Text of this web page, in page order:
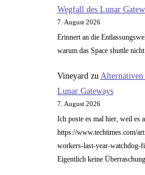
Wegfall des Lunar
7. August 2026
Erinnert an die
warum das Space shuttle
Vineyard zu
Lunar Gateways
7. August 2026
Ich poste es mal hier, weil es
https://www.techtimes.com/
workers-last-year-watchdog-
Eigentlich keine